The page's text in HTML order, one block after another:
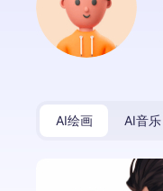
AI绘画 AI音乐